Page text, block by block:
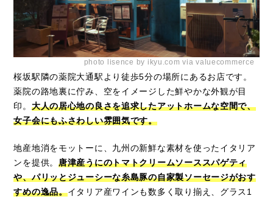
photo lisence by ikyu.com via valuecommerce
桜坂駅隣の薬院大通駅より徒歩5分の場所にあるお店です。
薬院の路地裏に佇み、空をイメージした鮮やかな外観が目
印。 大人の居心地の良さを追求したアットホームな空間で、
女子会にもふさわしい雰囲気です。
地産地消をモットーに、九州の新鮮な素材を使ったイタリア
ンを提供。 唐津産うにのトマトクリームソーススパゲティ
や、パリッとジューシーな糸島豚の自家製ソーセージがおす
すめの逸品。イタリア産ワインも数多く取り揃え、グラス1